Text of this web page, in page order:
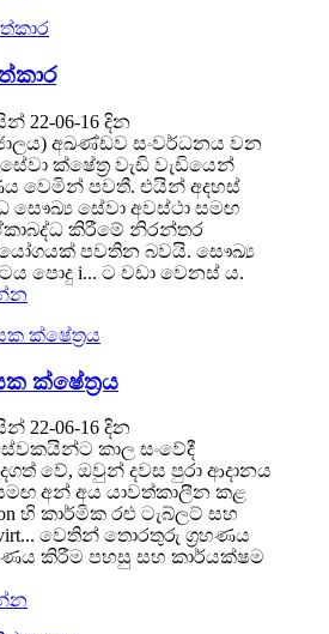
22-06-16 දින
අඛණ්ඩව සංවර්ධනය වන
ක්ෂේත්‍ර වැඩි වැඩියෙන්
වෙමින් පවතී. එයින් අදහස්
සේවා අවස්ථා සමඟ
කිරීමේ නිරන්තර
පවතින බවයි. සෞඛ්‍ය
පොදු i... ට වඩා වෙනස් ය.
ක්ෂේත්‍රය
22-06-16 දින
කාල සංවේදී
වේ, ඔවුන් දවස පුරා ආදානය
අන් අය යාවත්කාලීන කළ
හි කාර්මික රළු ටැබ්ලට් සහ
වෙතින් තොරතුරු ග්‍රහණය
කිරීම පහසු සහ කාර්යක්ෂම